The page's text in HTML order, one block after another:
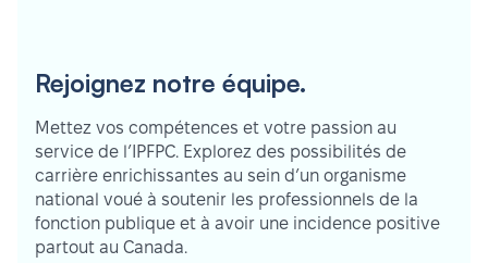
Rejoignez notre équipe.
Mettez vos compétences et votre passion au
service de l’IPFPC. Explorez des possibilités de
carrière enrichissantes au sein d’un organisme
national voué à soutenir les professionnels de la
fonction publique et à avoir une incidence positive
partout au Canada.